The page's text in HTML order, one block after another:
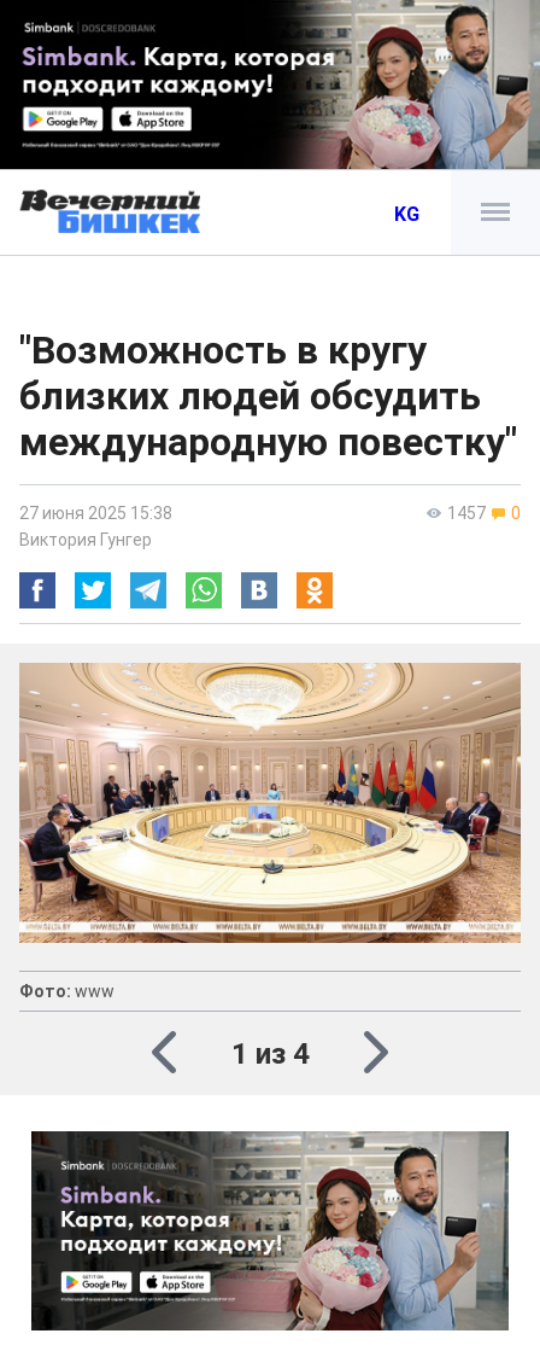
KG
"Возможность в кругу
близких людей обсудить
международную повестку"
1457 0
27 июня 2025 15:38
Виктория Гунгер
Фото: www
1 из 4